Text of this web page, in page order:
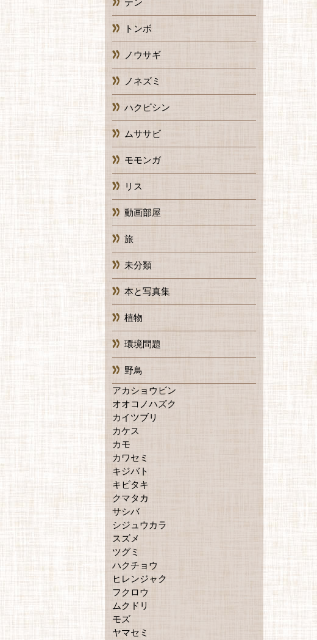
テン
トンボ
ノウサギ
ノネズミ
ハクビシン
ムササビ
モモンガ
リス
動画部屋
旅
未分類
本と写真集
植物
環境問題
野鳥
アカショウビン
オオコノハズク
カイツブリ
カケス
カモ
カワセミ
キジバト
キビタキ
クマタカ
サシバ
シジュウカラ
スズメ
ツグミ
ハクチョウ
ヒレンジャク
フクロウ
ムクドリ
モズ
ヤマセミ